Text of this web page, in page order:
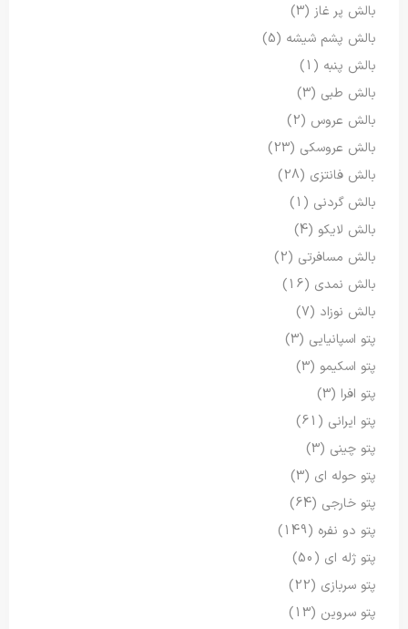
بالش پر غاز (3)
بالش پشم شیشه (5)
بالش پنبه (1)
بالش طبی (3)
بالش عروس (2)
بالش عروسکی (23)
بالش فانتزی (28)
بالش گردنی (1)
بالش لایکو (4)
بالش مسافرتی (2)
بالش نمدی (16)
بالش نوزاد (7)
پتو اسپانیایی (3)
پتو اسکیمو (3)
پتو افرا (3)
پتو ایرانی (61)
پتو چینی (3)
پتو حوله ای (3)
پتو خارجی (64)
پتو دو نفره (149)
پتو ژله ای (50)
پتو سربازی (22)
پتو سروین (13)